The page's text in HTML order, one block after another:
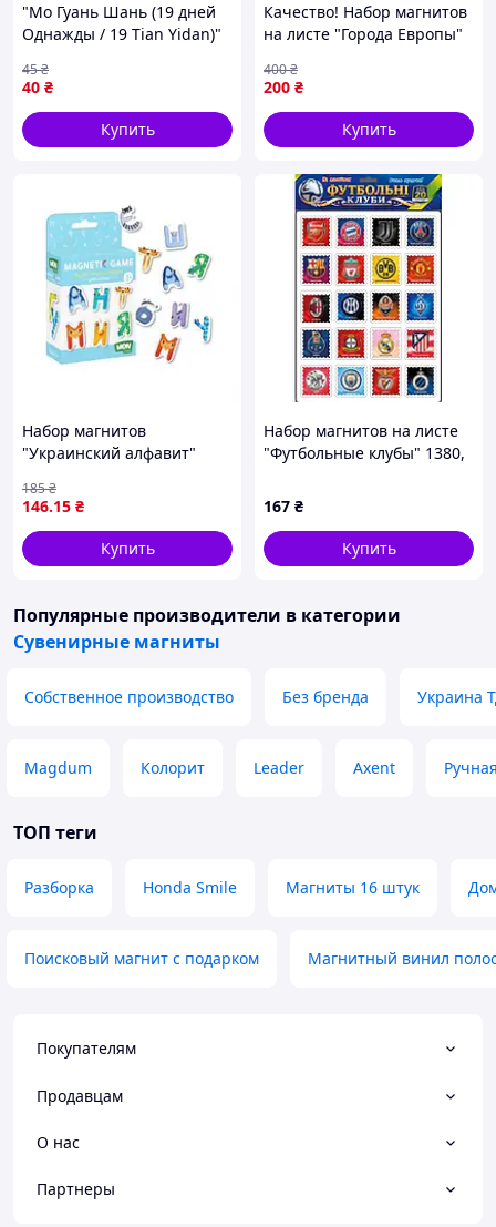
"Мо Гуань Шань (19 дней
Однажды / 19 Tian Yidan)"
40 ₴
45₴
Купить
Качество! Набор магнитов
на листе "Города Европы"
Гарантия! Сервис!
200 ₴
400₴
Купить
Набор магнитов
"Украинский алфавит"
Разноцвет (174774)
146.15 ₴
185₴
Купить
Набор магнитов на листе
"Футбольные клубы" 1380,
167 ₴
Купить
Популярные производители в категории
Сувенирные магниты
Собственное производство Без бренда Украина
Magdum Колорит Leader Axent
ТОП теги
Разборка Honda Smile Магниты 16 штук
Поисковый магнит с подарком Магнитный винил
Покупателям
Продавцам
О нас
Партнеры